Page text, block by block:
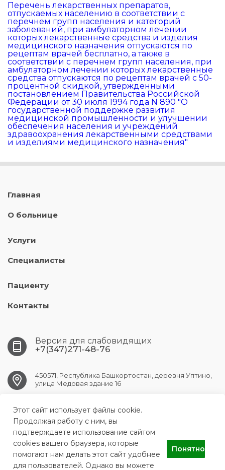
Перечень лекарственных препаратов,
отпускаемых населению в соответствии с
перечнем групп населения и категорий
заболеваний, при амбулаторном лечении
которых лекарственные средства и изделия
медицинского назначения отпускаются по
рецептам врачей бесплатно, а также в
соответствии с перечнем групп населения, при
амбулаторном лечении которых лекарственные
средства отпускаются по рецептам врачей с 50-
процентной скидкой, утвержденными
постановлением Правительства Российской
Федерации от 30 июля 1994 года N 890 "О
государственной поддержке развития
медицинской промышленности и улучшении
обеспечения населения и учреждений
здравоохранения лекарственными средствами
и изделиями медицинского назначения"
Главная
О больнице
Услуги
Специалисты
Пациенту
Контакты
Версия для слабовидящих
+7(347)271-48-76
450571, Республика Башкортостан, деревня Уптино,
улица Медовая здание 16
UFA.АKBUZAT@doctorrb.ru
ГАУЗ РПНС "Акбузат"
Этот сайт использует файлы cookie.
Продолжая работу с ним, вы
подтверждаете использование сайтом
cookies вашего браузера, которые
помогают нам делать этот сайт удобнее
для пользователей. Однако вы можете
Понятно